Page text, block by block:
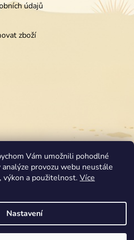
Vám umožnili pohodlné
provozu webu neustále
výkon a použitelnost. Více
Nastavení
údajů
zboží